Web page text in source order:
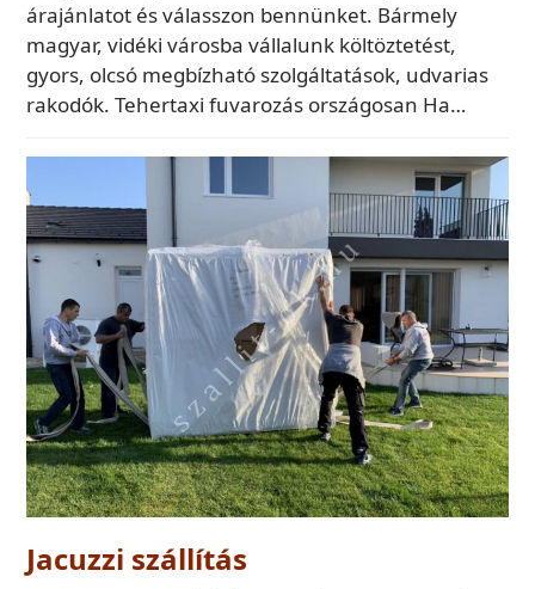
árajánlatot és válasszon bennünket. Bármely
magyar, vidéki városba vállalunk költöztetést,
gyors, olcsó megbízható szolgáltatások, udvarias
rakodók. Tehertaxi fuvarozás országosan Ha…
Jacuzzi szállítás